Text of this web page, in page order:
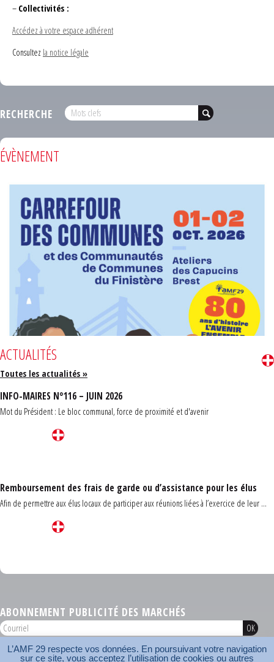
– Collectivités :
Accédez à votre espace adhérent
Consultez la notice légale
RECHERCHE
ÉVÈNEMENT
ACTUALITÉS
Toutes les actualités »
INFO-MAIRES N°116 – JUIN 2026
Mot du Président : Le bloc communal, force de proximité et d'avenir
Remboursement des frais de garde ou d’assistance pour les élus
Afin de permettre aux élus locaux de participer aux réunions liées à l’exercice de leur ...
ABONNEMENT PUBLICITÉ DES MARCHÉS
AMF 29 © 2026
Plan du site Nos coordonnées Mentions légales Contact
L’AMF 29 respecte vos données. En poursuivant votre navigation
sur ce site, vous acceptez l’utilisation de cookies ou autres